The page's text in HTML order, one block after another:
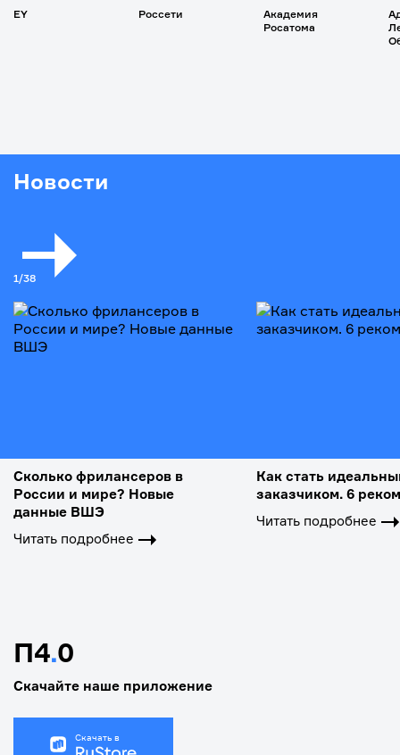
EY Россети
Академия
Росатома
Новости
1/38
Сколько фрилансеров в
России и мире? Новые
данные ВШЭ
Читать подробнее
Как стать
заказчиком. 6
Читать подробнее
П4.0
Скачайте наше приложение
Скачать в